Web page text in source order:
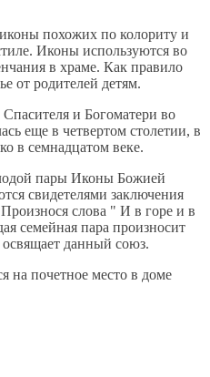
похожих по колориту и
Иконы используются во
в храме. Как правило
от родителей детям.
и Богоматери во
еще в четвертом столетии, в
в семнадцатом веке.
пары Иконы Божией
свидетелями заключения
слова " И в горе и в
семейная пара произносит
данный союз.
на почетное место в доме